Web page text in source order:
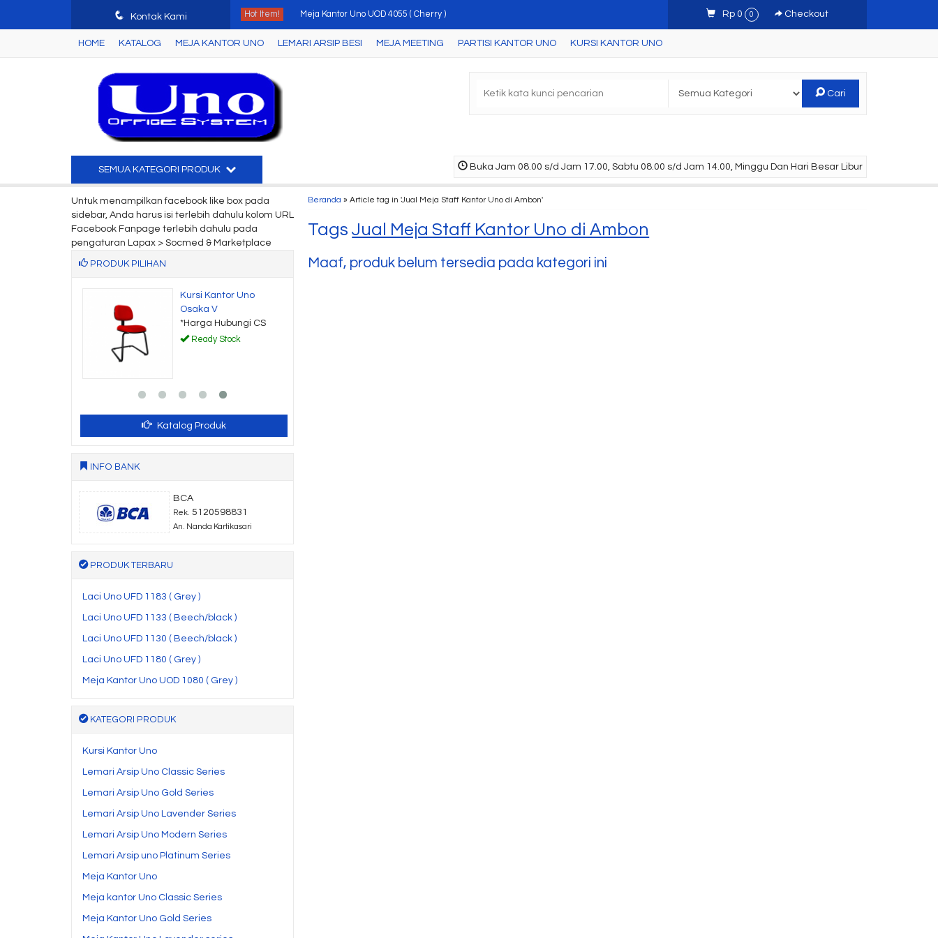
q Kontak Kami Hot Item! Meja Kantor Uno UOD 4055 ( Cherry )
Lemari Arsip Uno UST 1588 A ( Grey )
Rp 0 0 Checkout
HOME KATALOG MEJA KANTOR UNO LEMARI ARSIP BESI MEJA MEETING PARTISI KANTOR UNO KURSI KANTOR UNO
Cari
Buka Jam 08.00 s/d Jam 17.00, Sabtu 08.00 s/d Jam 14.00, Minggu Dan Hari Besar Libur
SEMUA KATEGORI PRODUK
Beranda »Article tag in 'Jual Meja Staff Kantor Uno di Ambon'
TagsJual Meja Staff Kantor Uno di Ambon
Maaf, produk belum tersedia pada kategori ini
Untuk menampilkan facebook like box pada
sidebar, Anda harus isi terlebih dahulu kolom URL
Facebook Fanpage terlebih dahulu pada
pengaturan Lapax > Socmed & Marketplace
PRODUK PILIHAN
Kursi Kantor Uno
Osaka V
*Harga Hubungi CS
Ready Stock
Katalog Produk
INFO BANK
BCA
Rek. 5120598831
An. Nanda Kartikasari
PRODUK TERBARU
Laci Uno UFD 1183 ( Grey )
Laci Uno UFD 1133 ( Beech/black )
Laci Uno UFD 1130 ( Beech/black )
Laci Uno UFD 1180 ( Grey )
Meja Kantor Uno UOD 1080 ( Grey )
KATEGORI PRODUK
Kursi Kantor Uno
Lemari Arsip Uno Classic Series
Lemari Arsip Uno Gold Series
Lemari Arsip Uno Lavender Series
Lemari Arsip Uno Modern Series
Lemari Arsip uno Platinum Series
Meja Kantor Uno
Meja kantor Uno Classic Series
Meja Kantor Uno Gold Series